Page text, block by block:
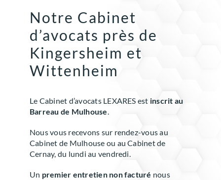
Notre Cabinet
d’avocats près de
Kingersheim et
Wittenheim
Le Cabinet d’avocats LEXARES est inscrit au
Barreau de Mulhouse.
Nous vous recevons sur rendez-vous au
Cabinet de Mulhouse ou au Cabinet de
Cernay, du lundi au vendredi.
Un premier entretien non facturé nous